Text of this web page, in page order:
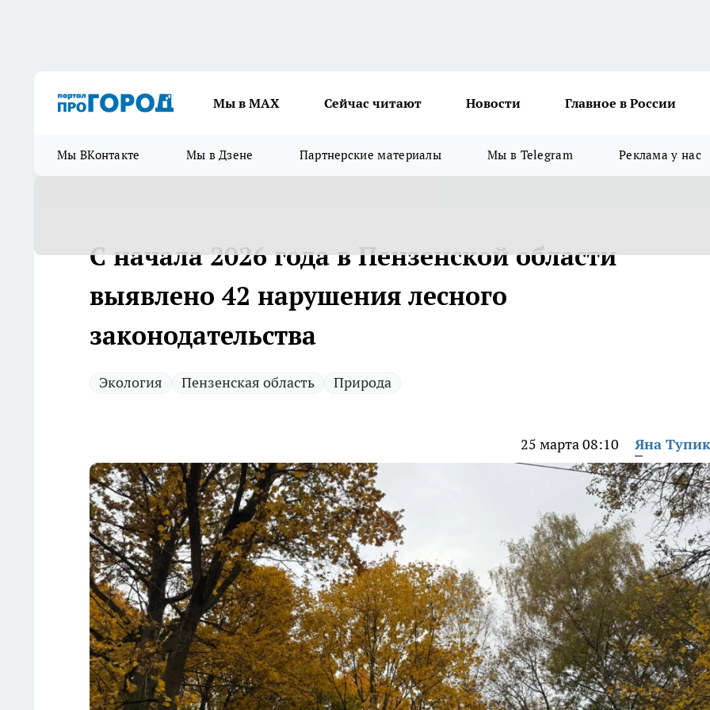
Мы в МАХ Сейчас читают Новости Главное в России
Мы ВКонтакте Мы в Дзене Партнерские материалы Мы в Telegram Реклама у нас
С начала 2026 года в Пензенской области
выявлено 42 нарушения лесного
законодательства
Экология Пензенская область Природа
25 марта 08:10 Яна